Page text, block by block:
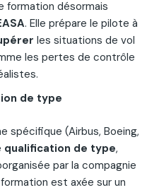
formation désormais
. Elle prépare le pilote à
les situations de vol
les pertes de contrôle
de type
spécifique (Airbus, Boeing,
qualification de type,
par la compagnie
est axée sur un